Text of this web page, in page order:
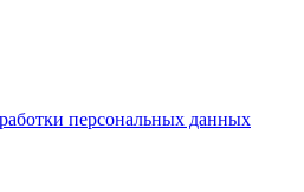
персональных данных